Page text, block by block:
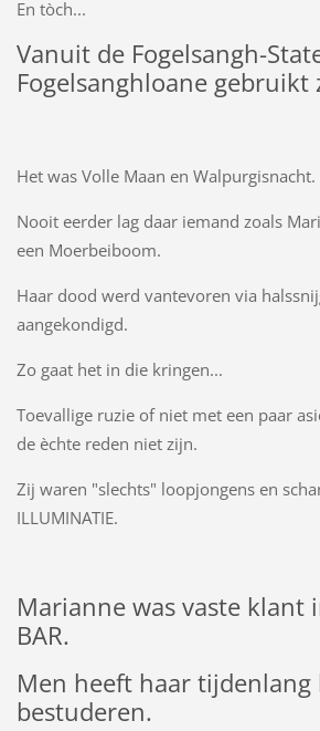
En tòch...
Vanuit de Fogelsangh-
Fogelsanghloane gebruikt
Het was Volle Maan en Walpurgisnacht.
Nooit eerder lag daar iemand zoals
een Moerbeiboom.
Haar dood werd vantevoren via
aangekondigd.
Zo gaat het in die kringen...
Toevallige ruzie of niet met een paar
de èchte reden niet zijn.
Zij waren "slechts" loopjongens en
ILLUMINATIE.
Marianne was vaste klant
BAR.
Men heeft haar tijdenlang
bestuderen.